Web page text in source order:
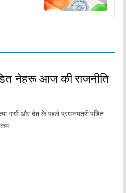
नेहरू आज की राजनीति
गांधी और देश के पहले प्रधानमंत्री पंडित
कम